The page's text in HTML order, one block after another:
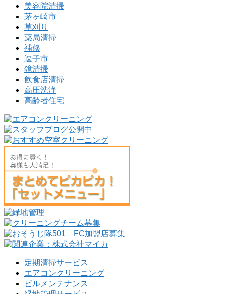
美容院清掃
茅ヶ崎市
草刈り
薬局清掃
補修
逗子市
鏡清掃
飲食店清掃
高圧洗浄
高齢者住宅
定期清掃サービス
エアコンクリーニング
ビルメンテナンス